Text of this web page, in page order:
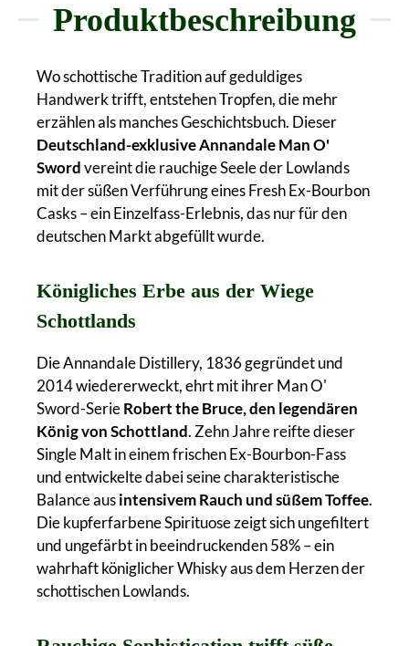
Produktbeschreibung
Wo schottische Tradition auf geduldiges
Handwerk trifft, entstehen Tropfen, die mehr
erzählen als manches Geschichtsbuch. Dieser
Deutschland-exklusive Annandale Man O'
Swordvereint die rauchige Seele der Lowlands
mit der süßen Verführung eines Fresh Ex-Bourbon
Casks – ein Einzelfass-Erlebnis, das nur für den
deutschen Markt abgefüllt wurde.
Königliches Erbe aus der Wiege
Schottlands
Die Annandale Distillery, 1836 gegründet und
2014 wiedererweckt, ehrt mit ihrer Man O'
Sword-SerieRobert the Bruce, den legendären
König von Schottland. Zehn Jahre reifte dieser
Single Malt in einem frischen Ex-Bourbon-Fass
und entwickelte dabei seine charakteristische
Balance ausintensivem Rauch und süßem Toffee.
Die kupferfarbene Spirituose zeigt sich ungefiltert
und ungefärbt in beeindruckenden 58% – ein
wahrhaft königlicher Whisky aus dem Herzen der
schottischen Lowlands.